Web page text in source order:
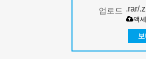
업로드 .rar/
액